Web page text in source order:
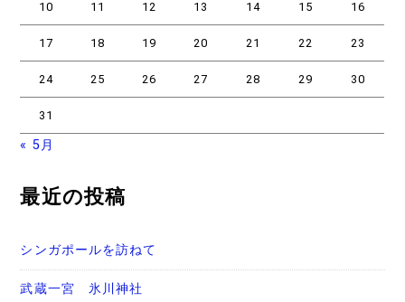
10 11 12 13 14 15 16
17 18 19 20 21 22 23
24 25 26 27 28 29 30
31
« 5月
最近の投稿
シンガポールを訪ねて
武蔵一宮 氷川神社